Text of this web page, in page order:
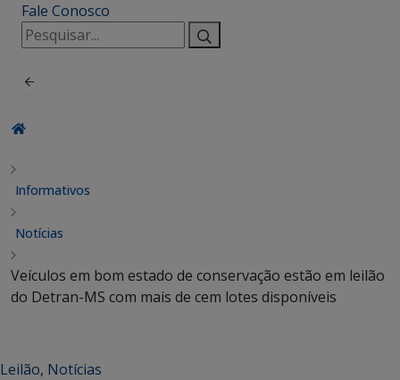
Fale Conosco
Pesquisar
por:
Informativos
Notícias
Veículos em bom estado de conservação estão em leilão
do Detran-MS com mais de cem lotes disponíveis
Leilão, Notícias